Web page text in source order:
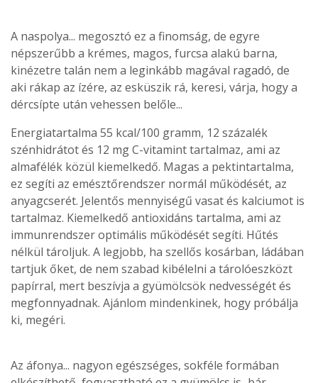
A naspolya... megosztó ez a finomság, de egyre
népszerűbb a krémes, magos, furcsa alakú barna,
kinézetre talán nem a leginkább magával ragadó, de
aki rákap az ízére, az esküszik rá, keresi, várja, hogy a
dércsípte után vehessen belőle...
Energiatartalma 55 kcal/100 gramm, 12 százalék
szénhidrátot és 12 mg C-vitamint tartalmaz, ami az
almafélék közül kiemelkedő. Magas a pektintartalma,
ez segíti az emésztőrendszer normál működését, az
anyagcserét. Jelentős mennyiségű vasat és kalciumot is
tartalmaz. Kiemelkedő antioxidáns tartalma, ami az
immunrendszer optimális működését segíti. Hűtés
nélkül tároljuk. A legjobb, ha szellős kosárban, ládában
tartjuk őket, de nem szabad kibélelni a tárolóeszközt
papírral, mert beszívja a gyümölcsök nedvességét és
megfonnyadnak. Ajánlom mindenkinek, hogy próbálja
ki, megéri.
Az áfonya... nagyon egészséges, sokféle formában